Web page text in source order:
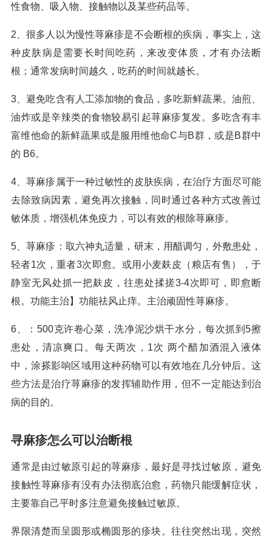
性食物、吸入物、接触物以及某些药品等。
2、很多人以为慢性荨麻疹是不会断根的疾病，事实上，这
种皮肤病是需要长时间吃药，来改变体质，才有办法断
根；通常发病时间越久，吃药的时间就越长。
3、避免吃含有人工添加物的食品，多吃新鲜蔬果。油煎、
油炸或是辛辣类的食物较易引起荨麻疹复发。多吃含有丰
富维他命的新鲜蔬果或是服用维他命C与B群，或是B群中
的 B6。
4、荨麻疹属于一种过敏性的皮肤疾病，在治疗方面尽可能
去除致病因素，避免再次接触，同时通过各种方式改善过
敏体质，增强机体免疫力，可以有效的根除荨麻疹。
5、荨麻疹：取六神丸适量，研末，用醋调匀，外敷患处，
轻者1次，重者3次即愈。或用小麦麸皮（粮店有售），于
静室无风处抓一把麸皮，往患处揉搓3-4次即可，即愈断
根。功能主治】功能祛风止痒。主治顽固性荨麻疹。
6、：500克许卷心菜，洗净泥沙烘干水分，每次抓到5擦
患处，清凉爽口。每天两次，1次 两个醋加酒混入液体
中，涂搽影响区域用这种药物可以有效地在几分钟后。这
些方法是治疗荨麻疹的发挥辅助作用，但不一定能达到治
病的目的。
寻麻疹怎么可以治断根
通常是由过敏原引起的荨麻疹，最好是寻找过敏原，避免
接触性荨麻疹有没有办法彻底治愈，药物只能缓解症状，
主要靠自己平时多注意避免接触过敏原。
界限清楚而呈圆形或椭圆形的疹块。往往突然出现，突然